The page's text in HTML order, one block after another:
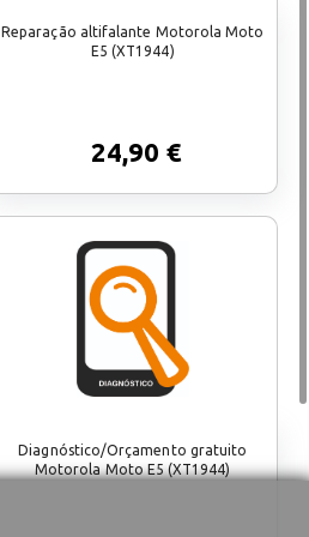
Reparação altifalante Motorola Moto
E5 (XT1944)
24,90 €
Diagnóstico/Orçamento gratuito
Motorola Moto E5 (XT1944)